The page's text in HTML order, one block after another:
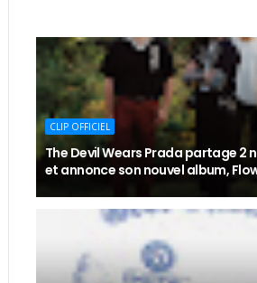
CLIP OFFICIEL
The Devil Wears Prada partage 2
et annonce son nouvel album,